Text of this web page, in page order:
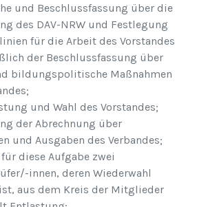
und Beschlussfassung über die
des DAV-NRW und Festlegung
für die Arbeit des Vorstandes
der Beschlussfassung über
bildungspolitische Maßnahmen
und Wahl des Vorstandes;
der Abrechnung über
und Ausgaben des Verbandes;
diese Aufgabe zwei
innen, deren Wiederwahl
aus dem Kreis der Mitglieder